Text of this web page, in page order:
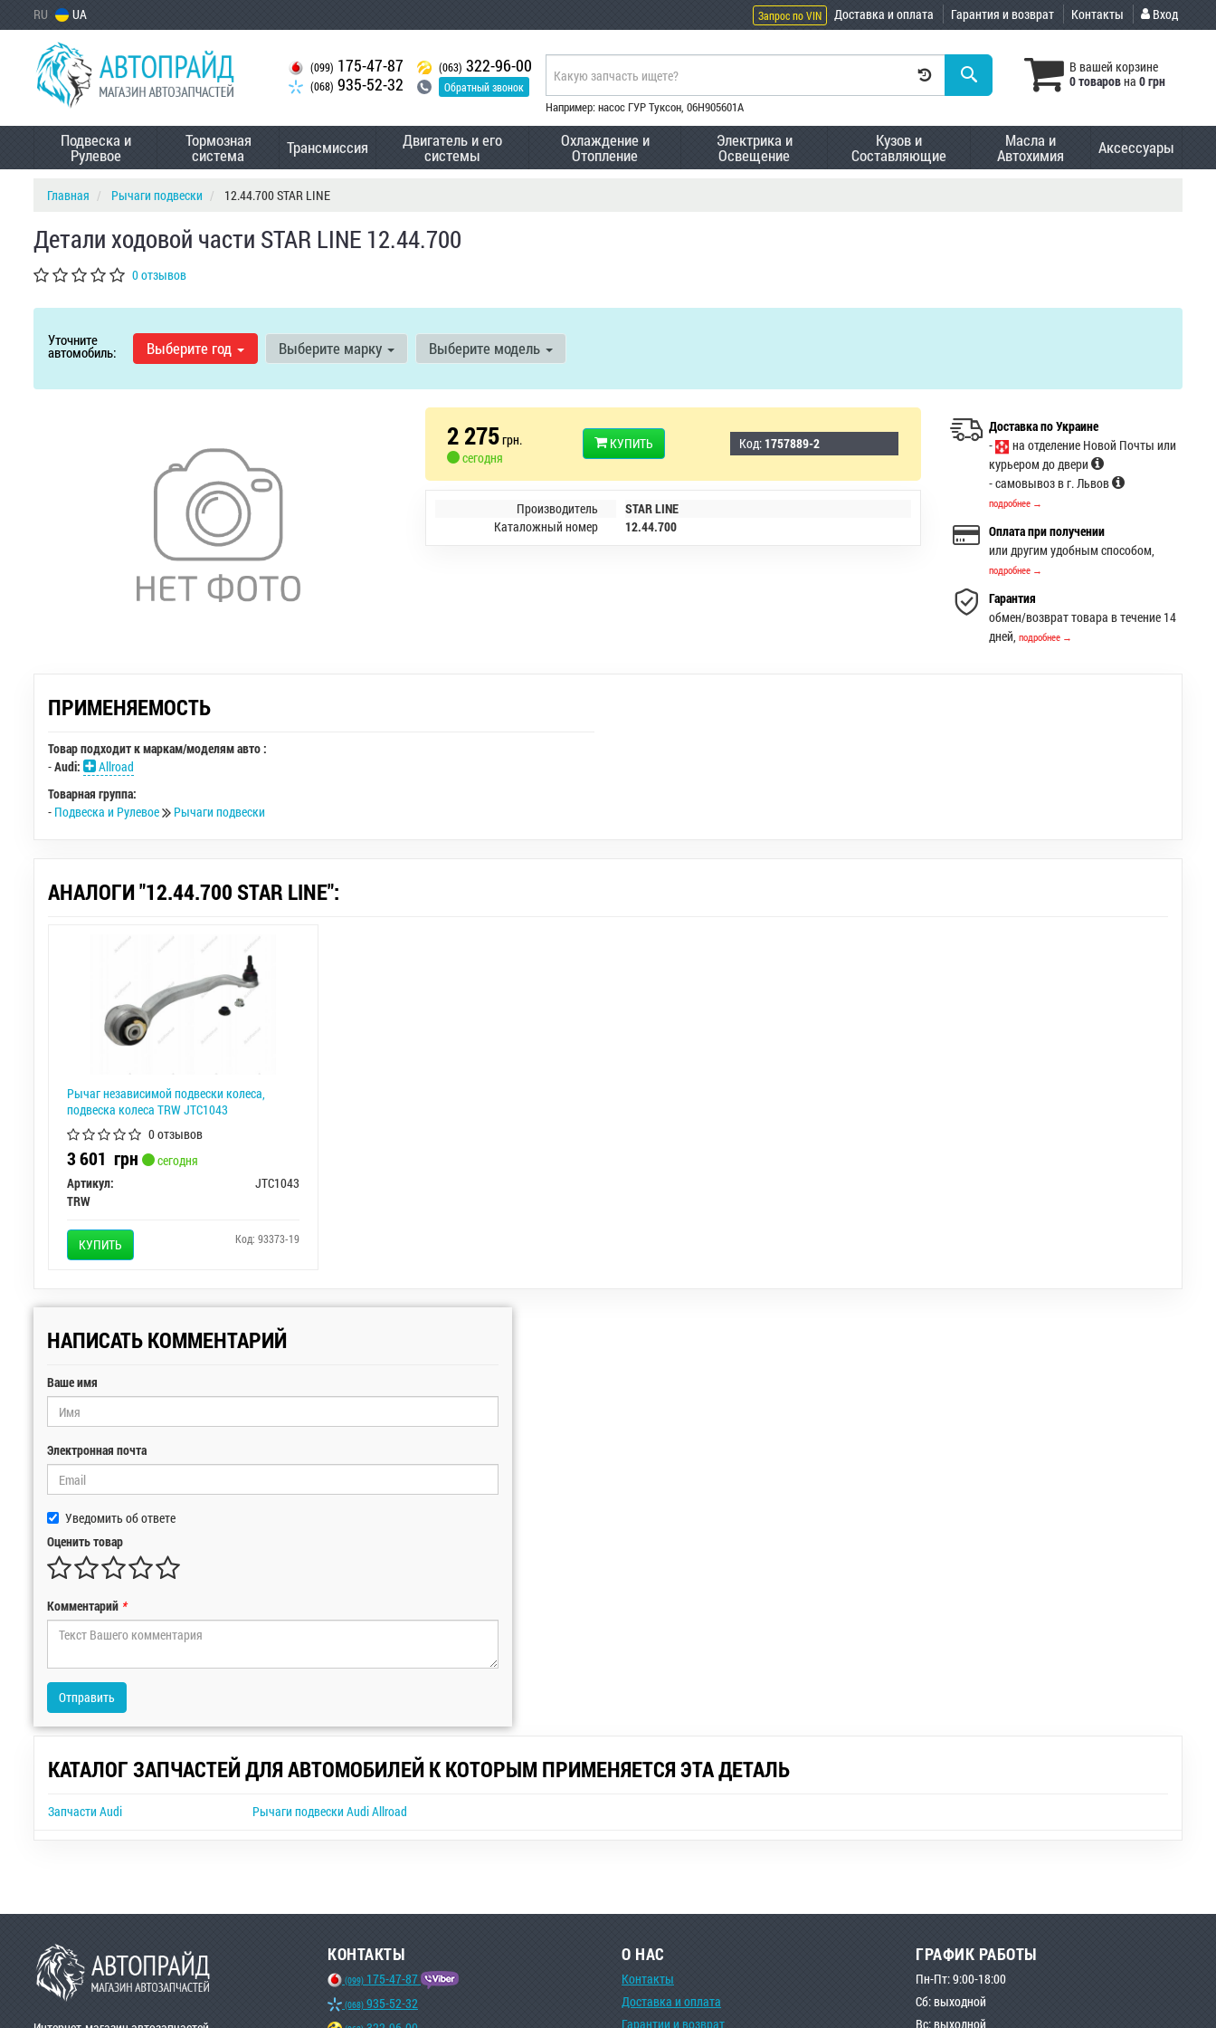
RU UA Запрос по VIN Доставка и оплата Гарантия и возврат Контакты Вход
(099) 175-47-87
(068) 935-52-32
(063) 322-96-00
Обратный звонок
В вашей корзине
0 товаровна 0 грн
Например: насос ГУР Туксон, 06H905601A
Подвеска и
Рулевое
Тормозная
система Трансмиссия Двигатель и его
системы
Охлаждение и
Отопление
Электрика и
Освещение
Кузов и
Составляющие
Масла и
Автохимия Аксессуары
Главная Рычаги подвески 12.44.700 STAR LINE
Детали ходовой части STAR LINE 12.44.700
0 отзывов
Уточните
автомобиль: Выберите год Выберите марку Выберите модель
2 275грн.
сегодня
КУПИТЬ Код: 1757889-2
Производитель
STAR LINE
Каталожный номер
12.44.700
Доставка по Украине
-
на отделение Новой Почты или
курьером до двери
- самовывоз в г. Львов
подробнее →
Оплата при получении
или другим удобным способом,
подробнее →
Гарантия
обмен/возврат товара в течение 14
дней,подробнее →
ПРИМЕНЯЕМОСТЬ
Товар подходит к маркам/моделям авто :
-Audi:
Allroad
Товарная группа:
- Подвеска и Рулевое Рычаги подвески
АНАЛОГИ "12.44.700 STAR LINE":
Рычаг независимой подвески колеса,
подвеска колеса TRW JTC1043
0 отзывов
3 601 грн
сегодня
Артикул:
JTC1043
TRW
КУПИТЬ Код: 93373-19
НАПИСАТЬ КОММЕНТАРИЙ
Ваше имя
Электронная почта
Уведомить об ответе
Оценить товар
Комментарий *
Отправить
КАТАЛОГ ЗАПЧАСТЕЙ ДЛЯ АВТОМОБИЛЕЙ К КОТОРЫМ ПРИМЕНЯЕТСЯ ЭТА ДЕТАЛЬ
Запчасти Audi Рычаги подвески Audi Allroad
КОНТАКТЫ
(099) 175-47-87
(068) 935-52-32
О НАС
Контакты
Доставка и оплата
Гарантии и возврат
ГРАФИК РАБОТЫ
Пн-Пт: 9:00-18:00
Сб: выходной
Вс: выходной